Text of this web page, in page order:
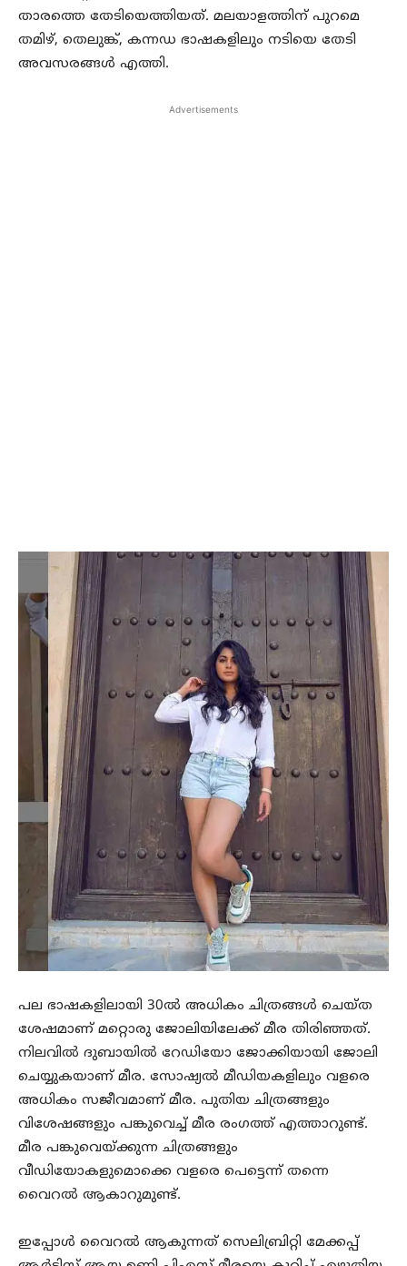
താരത്തെ തേടിയെത്തിയത്. മലയാളത്തിന് പുറമെ
തമിഴ്, തെലുങ്ക്, കന്നഡ ഭാഷകളിലും നടിയെ തേടി
അവസരങ്ങൾ എത്തി.
Advertisements
പല ഭാഷകളിലായി 30ൽ അധികം ചിത്രങ്ങൾ ചെയ്ത
ശേഷമാണ് മറ്റൊരു ജോലിയിലേക്ക് മീര തിരിഞ്ഞത്.
നിലവിൽ ദുബായിൽ റേഡിയോ ജോക്കിയായി ജോലി
ചെയ്യുകയാണ് മീര. സോഷ്യൽ മീഡിയകളിലും വളരെ
അധികം സജീവമാണ് മീര. പുതിയ ചിത്രങ്ങളും
വിശേഷങ്ങളും പങ്കുവെച്ച് മീര രംഗത്ത് എത്താറുണ്ട്.
മീര പങ്കുവെയ്ക്കുന്ന ചിത്രങ്ങളും
വീഡിയോകളുമൊക്കെ വളരെ പെട്ടെന്ന് തന്നെ
വൈറൽ ആകാറുമുണ്ട്.
ഇപ്പോൾ വൈറൽ ആകുന്നത് സെലിബ്രിറ്റി മേക്കപ്പ്